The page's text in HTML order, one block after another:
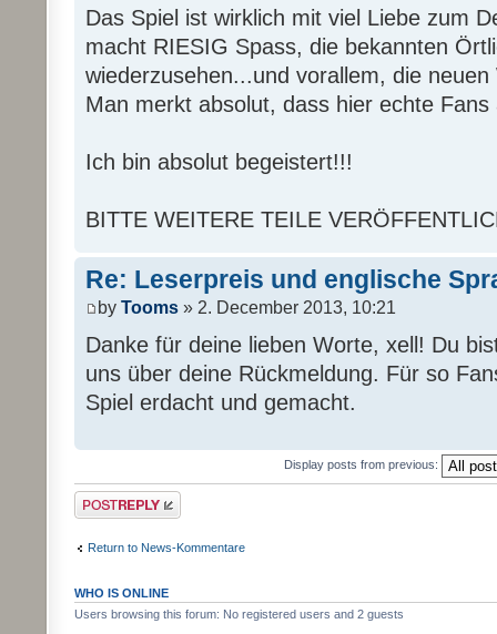
Das Spiel ist wirklich mit viel Liebe zum
macht RIESIG Spass, die bekannten
wiederzusehen...und vorallem, die
Man merkt absolut, dass hier echte
Ich bin absolut begeistert!!!
BITTE WEITERE TEILE
Re: Leserpreis und englische
by Tooms » 2. December 2013, 10:21
Danke für deine lieben Worte, xell! Du
uns über deine Rückmeldung. Für so
Spiel erdacht und gemacht.
Display posts from previous:
Post a reply
Return to News-Kommentare
WHO IS ONLINE
Users browsing this forum: No registered users and 2 guests